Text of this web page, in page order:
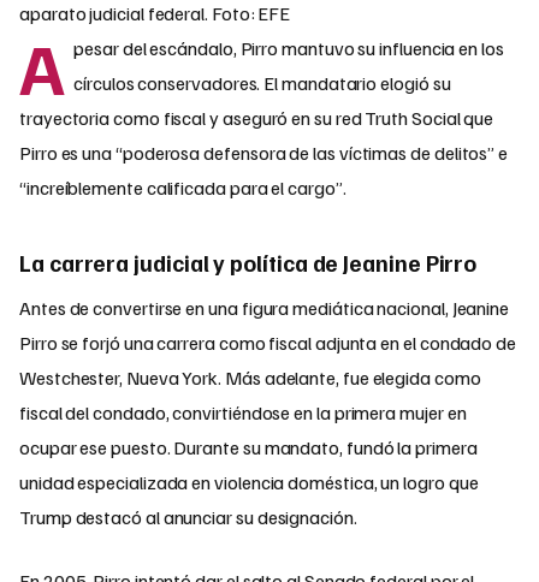
aparato judicial federal. Foto: EFE
A pesar del escándalo, Pirro mantuvo su influencia en los
círculos conservadores. El mandatario elogió su
trayectoria como fiscal y aseguró en su red Truth Social que
Pirro es una “poderosa defensora de las víctimas de delitos” e
“increíblemente calificada para el cargo”.
La carrera judicial y política de Jeanine Pirro
Antes de convertirse en una figura mediática nacional, Jeanine
Pirro se forjó una carrera como fiscal adjunta en el condado de
Westchester, Nueva York. Más adelante, fue elegida como
fiscal del condado, convirtiéndose en la primera mujer en
ocupar ese puesto. Durante su mandato, fundó la primera
unidad especializada en violencia doméstica, un logro que
Trump destacó al anunciar su designación.